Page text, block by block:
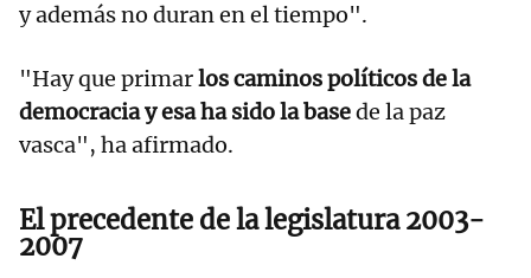
y además no duran en el tiempo".
"Hay que primarlos caminos políticos de la
democracia y esa ha sido la basede la paz
vasca", ha afirmado.
El precedente de la legislatura 2003-
2007